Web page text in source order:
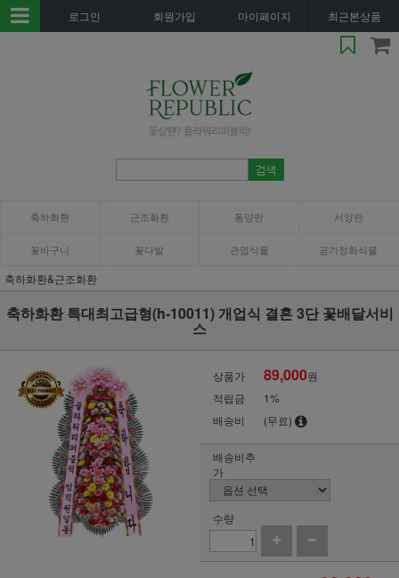
로그인 회원가입 마이페이지 최근본상품
축하화환 근조화환 동양란 서양란
꽃바구니 꽃다발 관엽식물 공기정화식물
축하화환&근조화환
축하화환 특대최고급형(h-10011) 개업식 결혼 3단 꽃배달서비
스
상품가 89,000원
적립금
1%
배송비
(무료)
배송비추
가
수량